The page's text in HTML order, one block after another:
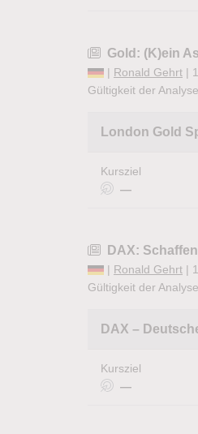
Gold: (K)ein
| Ronald Gehrt |
Gültigkeit der
London Gold
Kursziel
—
DAX:
| Ronald Gehrt |
Gültigkeit der
DAX –
Kursziel
—